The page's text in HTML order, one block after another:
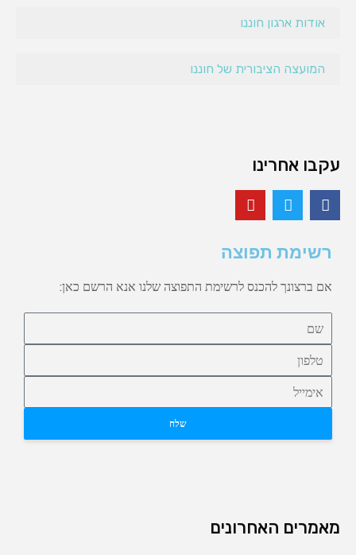
אודות ארגון חוננו
המועצה הציבורית של חוננו
עקבו אחרינו
רשימת תפוצה
אם ברצונך להכנס לרשימת התפוצה שלנו אנא הרשם כאן:
שלח
מאמרים האחרונים